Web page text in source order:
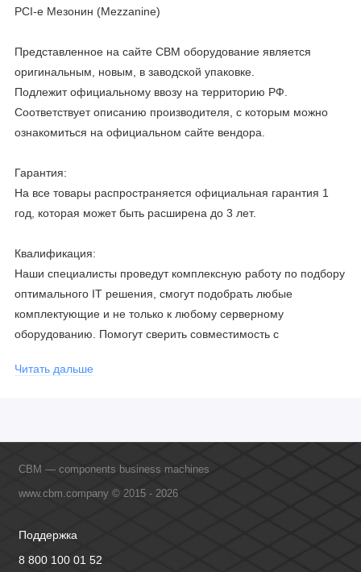
PCI-e Мезонин (Mezzanine)
Представленное на сайте CBM оборудование является
оригинальным, новым, в заводской упаковке.
Подлежит официальному ввозу на территорию РФ.
Соответствует описанию производителя, с которым можно
ознакомиться на официальном сайте вендора.
Гарантия:
На все товары распространяется официальная гарантия 1
год, которая может быть расширена до 3 лет.
Квалификация:
Наши специалисты проведут комплексную работу по подбору
оптимального IT решения, смогут подобрать любые
комплектующие и не только к любому серверному
оборудованию. Помогут сверить совместимость с
официальными производителями и проводим регулярное
Читать дальше
CBM — components business machines
www.cbm.company © 2015 - 2026
Поддержка
8 800 100 01 52